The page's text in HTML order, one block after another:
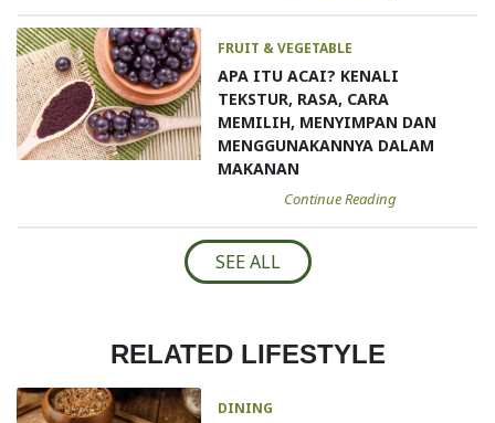
FRUIT & VEGETABLE
APA ITU ACAI? KENALI
TEKSTUR, RASA, CARA
MEMILIH, MENYIMPAN DAN
MENGGUNAKANNYA DALAM
MAKANAN
Continue Reading
SEE ALL
RELATED LIFESTYLE
DINING